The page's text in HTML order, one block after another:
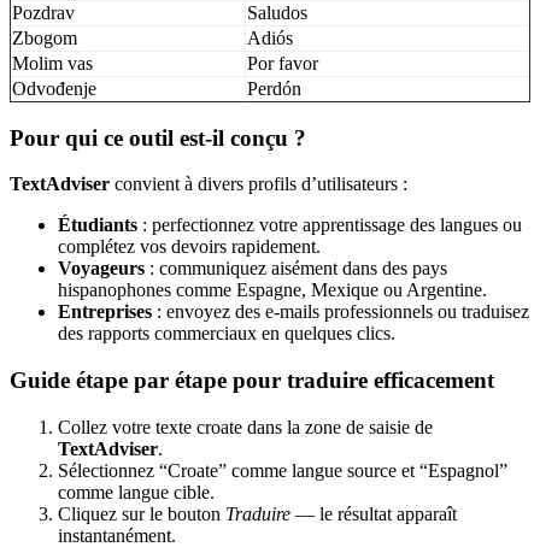
Pozdrav
Saludos
Zbogom
Adiós
Molim vas
Por favor
Odvođenje
Perdón
Pour qui ce outil est-il conçu ?
TextAdviser convient à divers profils d’utilisateurs :
Étudiants : perfectionnez votre apprentissage des langues ou
complétez vos devoirs rapidement.
Voyageurs : communiquez aisément dans des pays
hispanophones comme Espagne, Mexique ou Argentine.
Entreprises : envoyez des e-mails professionnels ou traduisez
des rapports commerciaux en quelques clics.
Guide étape par étape pour traduire efficacement
Collez votre texte croate dans la zone de saisie de
TextAdviser.
Sélectionnez “Croate” comme langue source et “Espagnol”
comme langue cible.
Cliquez sur le bouton Traduire — le résultat apparaît
instantanément.